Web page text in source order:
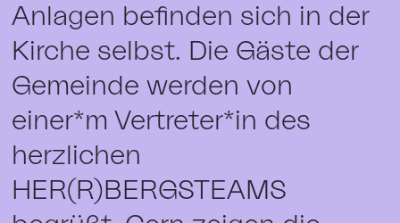
Anlagen befinden sich in der
Kirche selbst. Die Gäste der
Gemeinde werden von
einer*m Vertreter*in des
herzlichen
HER(R)BERGSTEAMS